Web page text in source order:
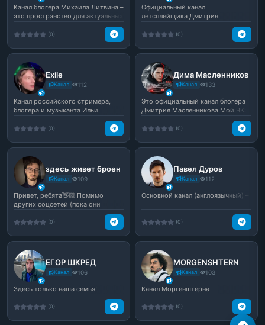
Канал блогера Михаила Литвина –
это пространство для актуальных
(0)
Официальный канал
летсплейщика Дмитрия
(0)
Exile
Канал 112
Канал российского стримера,
блогера и музыканта Ильи
(0)
Дима Масленников
Канал 133
Это официальный канал блогера
Дмитрия Масленникова Мой ВК:
(0)
здесь живет броен
Канал 109
Привет, ребята👋🏻 Помимо
других соцсетей (пока они
живы), здесь будет самая ва...
(0)
Павел Дуров
Канал 112
Основной канал (англоязычный) –
(0)
ЕГОР ШКРЕД
Канал 106
Здесь только наша семья!
(0)
MORGENSHTERN
Канал 103
Канал Моргенштерна
(0)